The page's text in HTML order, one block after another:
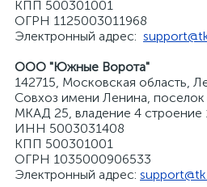
КПП 500301001
ОГРН 1125003011968
Электронный адрес:
ООО "Южные Ворота"
142715, Московская область,
Совхоз имени Ленина,
МКАД 25, владение 4 строение
ИНН 5003031408
КПП 500301001
ОГРН 1035000906533
Электронный адрес: